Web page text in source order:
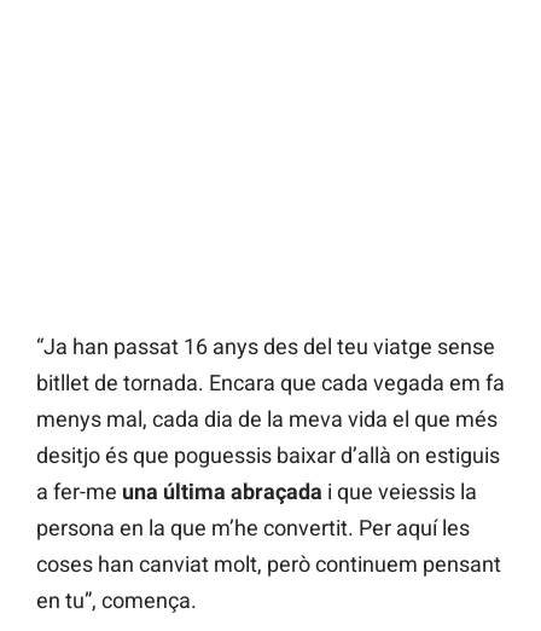
“Ja han passat 16 anys des del teu viatge sense
bitllet de tornada. Encara que cada vegada em fa
menys mal, cada dia de la meva vida el que més
desitjo és que poguessis baixar d’allà on estiguis
a fer-me una última abraçada i que veiessis la
persona en la que m’he convertit. Per aquí les
coses han canviat molt, però continuem pensant
en tu”, comença.